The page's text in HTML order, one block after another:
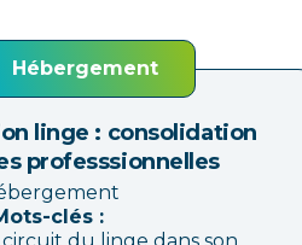
Hébergement
linge : consolidation
professsionnelles
clés :